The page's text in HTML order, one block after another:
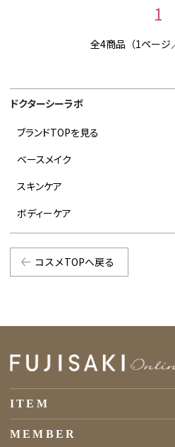
1
全4商品（1ページ
ドクターシーラボ
ブランドTOPを見る
ベースメイク
スキンケア
ボディーケア
コスメTOPへ戻る
ITEM
MEMBER